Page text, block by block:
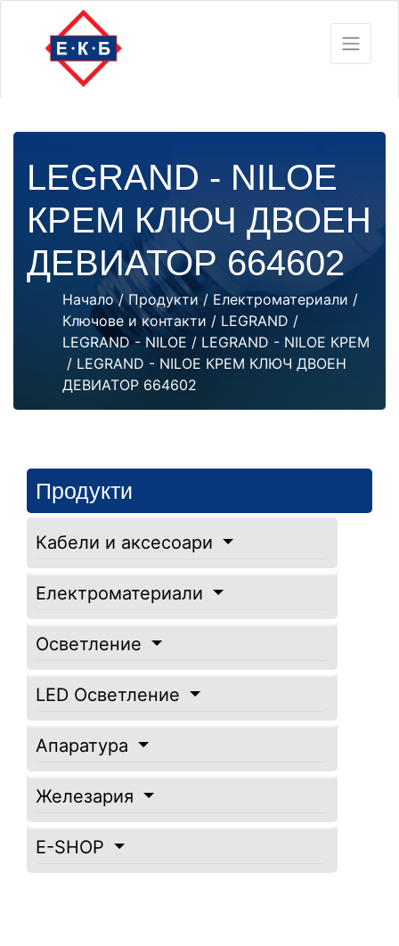
LEGRAND - NILOE
КРЕМ КЛЮЧ ДВОЕН
ДЕВИАТОР 664602
Начало/Продукти / Електроматериали /
Ключове и контакти / LEGRAND /
LEGRAND - NILOE / LEGRAND - NILOE КРЕМ
/ LEGRAND - NILOE КРЕМ КЛЮЧ ДВОЕН
ДЕВИАТОР 664602
Продукти
Кабели и аксесоари
Електроматериали
Осветление
LED Осветление
Апаратура
Железария
E-SHOP